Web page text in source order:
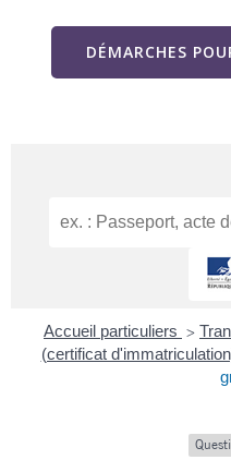
DÉMARCHES
Accueil particuliers >
(certificat